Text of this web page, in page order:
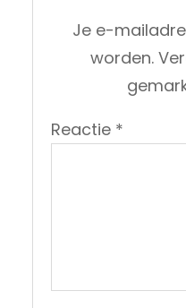
Je e-
worden.
Reactie *